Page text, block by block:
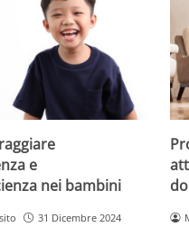
e
nei bambini
31 Dicembre 2024